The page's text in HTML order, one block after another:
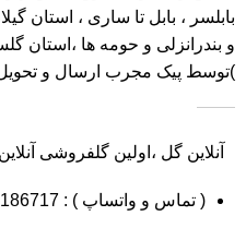
بابلسر ، بابل تا ساری ، استان
و بندرانزلی و حومه ها ،استان
)توسط پیک مجرب ارسال و تحویل
آنلاین گل ،اولین گلفروشی
( تماس و واتساپ ) :